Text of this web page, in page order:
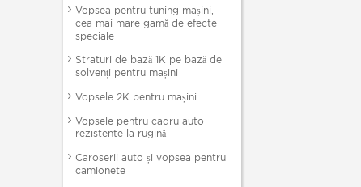
Vopsea pentru tuning mașini,
cea mai mare gamă de efecte
speciale
Straturi de bază 1K pe bază de
solvenți pentru mașini
Vopsele 2K pentru mașini
Vopsele pentru cadru auto
rezistente la rugină
Caroserii auto și vopsea pentru
camionete